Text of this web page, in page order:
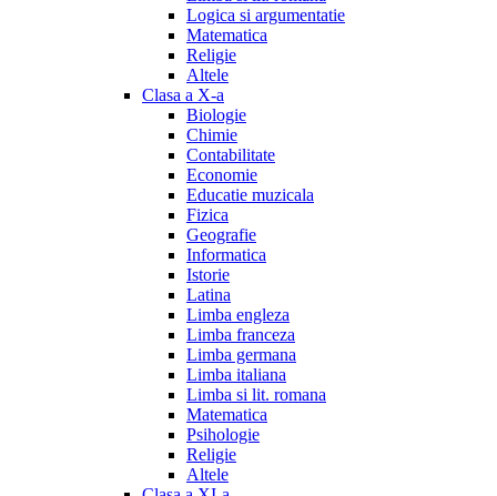
Logica si argumentatie
Matematica
Religie
Altele
Clasa a X-a
Biologie
Chimie
Contabilitate
Economie
Educatie muzicala
Fizica
Geografie
Informatica
Istorie
Latina
Limba engleza
Limba franceza
Limba germana
Limba italiana
Limba si lit. romana
Matematica
Psihologie
Religie
Altele